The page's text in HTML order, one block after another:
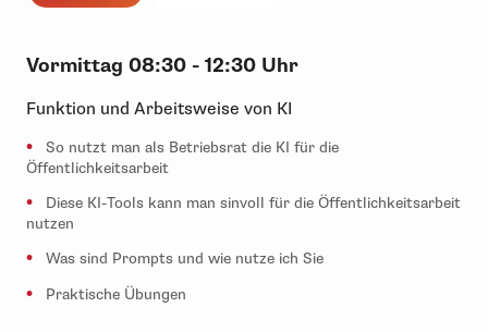
Vormittag 08:30 - 12:30 Uhr
Funktion und Arbeitsweise von KI
So nutzt man als Betriebsrat die KI für die
Öffentlichkeitsarbeit
Diese KI-Tools kann man sinvoll für die Öffentlichkeitsarbeit
nutzen
Was sind Prompts und wie nutze ich Sie
Praktische Übungen